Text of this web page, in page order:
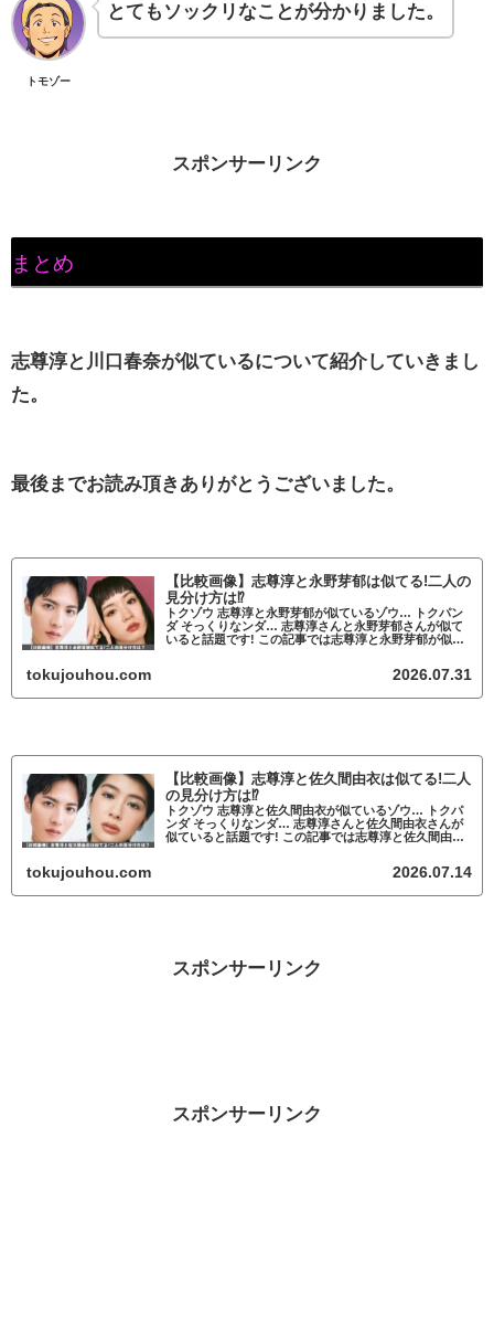
トモゾー
とてもソックリなことが分かりました。
スポンサーリンク
まとめ
志尊淳と川口春奈が似ているについて紹介していきまし
た。
最後までお読み頂きありがとうございました。
【比較画像】志尊淳と永野芽郁は似てる!二人の
見分け方は⁉
トクゾウ 志尊淳と永野芽郁が似ているゾウ… トクパン
ダ そっくりなンダ… 志尊淳さんと永野芽郁さんが似て
いると話題です! この記事では志尊淳と永野芽郁が似て
tokujouhou.com 2026.07.31
【比較画像】志尊淳と佐久間由衣は似てる!二人
の見分け方は⁉
トクゾウ 志尊淳と佐久間由衣が似ているゾウ… トクパ
ンダ そっくりなンダ… 志尊淳さんと佐久間由衣さんが
似ていると話題です! この記事では志尊淳と佐久間由衣
tokujouhou.com 2026.07.14
スポンサーリンク
スポンサーリンク